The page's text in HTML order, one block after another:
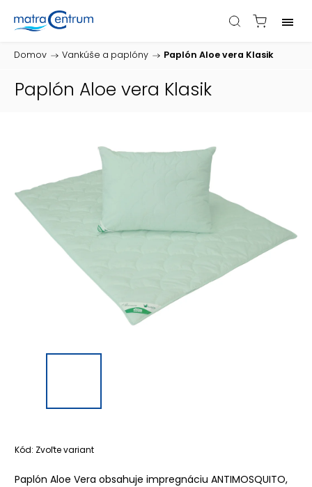
Domov / Vankúše a paplóny / Paplón Aloe vera Klasik
Paplón Aloe vera Klasik
Kód: Zvoľte variant
Paplón Aloe Vera obsahuje impregnáciu ANTIMOSQUITO,